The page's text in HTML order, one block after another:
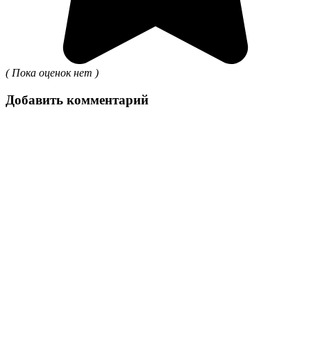
( Пока оценок нет )
Добавить комментарий